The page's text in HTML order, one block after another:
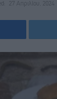
27 Απριλίου, 2024